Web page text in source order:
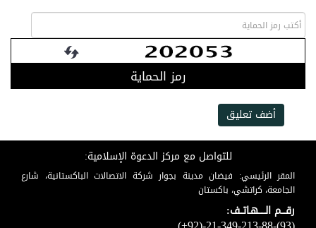
رمز الحماية
أضف تعليق
للتواصل مع مركز الدعوة الإسلامية:
المقر الرئيسي: فيضان مدينة بجوار شركة الاتصالات الباكستانية، شارع
الجامعة، كراتشي، باكستان
رقـــم الـــــهـاتــف: